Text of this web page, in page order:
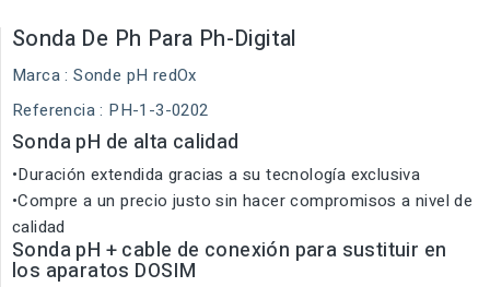
Sonda De Ph Para Ph-Digital
Marca : Sonde pH redOx
Referencia : PH-1-3-0202
Sonda pH de alta calidad
•Duración extendida gracias a su tecnología exclusiva
•Compre a un precio justo sin hacer compromisos a nivel de
calidad
Sonda pH + cable de conexión para sustituir en
los aparatos DOSIM